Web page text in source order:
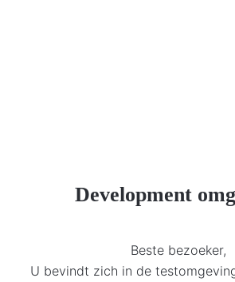
Development
Beste bezoeker,
U bevindt zich in de